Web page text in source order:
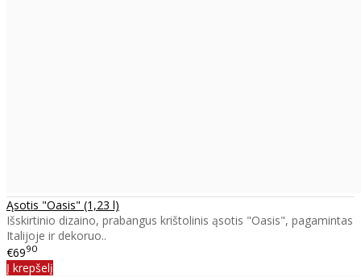
Ąsotis "Oasis" (1,23 l)
Išskirtinio dizaino, prabangus krištolinis ąsotis "Oasis", pagamintas
Italijoje ir dekoruo..
€6990
Į krepšelį